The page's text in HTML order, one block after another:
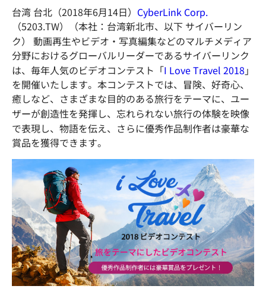
台湾 台北（2018年6月14日） CyberLink Corp.
（5203.TW）（本社：台湾新北市、以下 サイバーリン
ク） 動画再生やビデオ・写真編集などのマルチメディア
分野におけるグローバルリーダーであるサイバーリンク
は、毎年人気のビデオコンテスト「I Love Travel 2018 」
を開催いたします。本コンテストでは、冒険、好奇心、
癒しなど、さまざまな目的のある旅行をテーマに、ユー
ザーが創造性を発揮し、忘れられない旅行の体験を映像
で表現し、物語を伝え、さらに優秀作品制作者は豪華な
賞品を獲得できます。